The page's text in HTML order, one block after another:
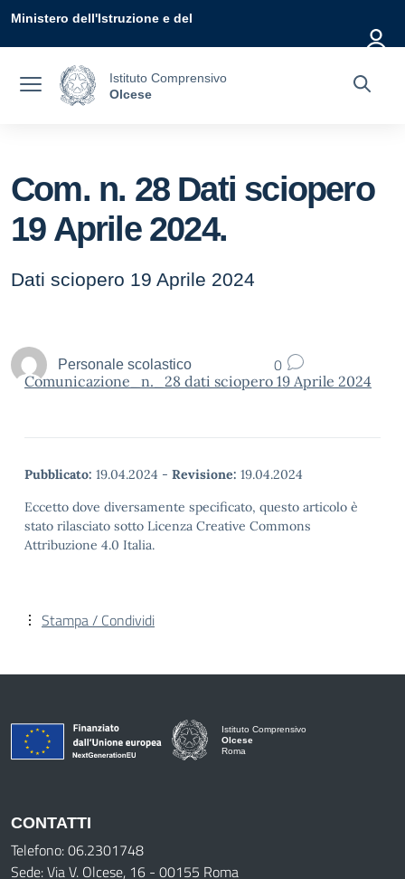
Vai ai contenuti
Vai al menu di navigazione
Vai al footer
Ministero dell'Istruzione e del
Istituto Comprensivo
Olcese
Com. n. 28 Dati sciopero
19 Aprile 2024.
Dati sciopero 19 Aprile 2024
Personale scolastico 0
Comunicazione_n._28 dati sciopero 19 Aprile 2024
Pubblicato: 19.04.2024 - Revisione: 19.04.2024
Eccetto dove diversamente specificato, questo articolo è
stato rilasciato sotto Licenza Creative Commons
Attribuzione 4.0 Italia.
Stampa / Condividi
Istituto Comprensivo
Olcese
Roma
CONTATTI
Telefono: 06.2301748
Sede: Via V. Olcese, 16 - 00155 Roma